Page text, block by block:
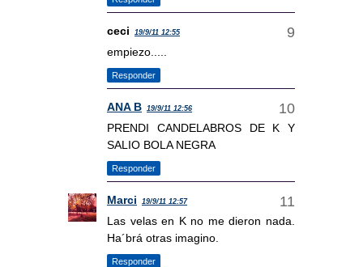
ceci 19/9/11 12:55
empiezo.....
Responder
ANA B 19/9/11 12:56
PRENDI CANDELABROS DE K Y
SALIO BOLA NEGRA
Responder
Marci 19/9/11 12:57
Las velas en K no me dieron nada.
Ha´brá otras imagino.
Responder